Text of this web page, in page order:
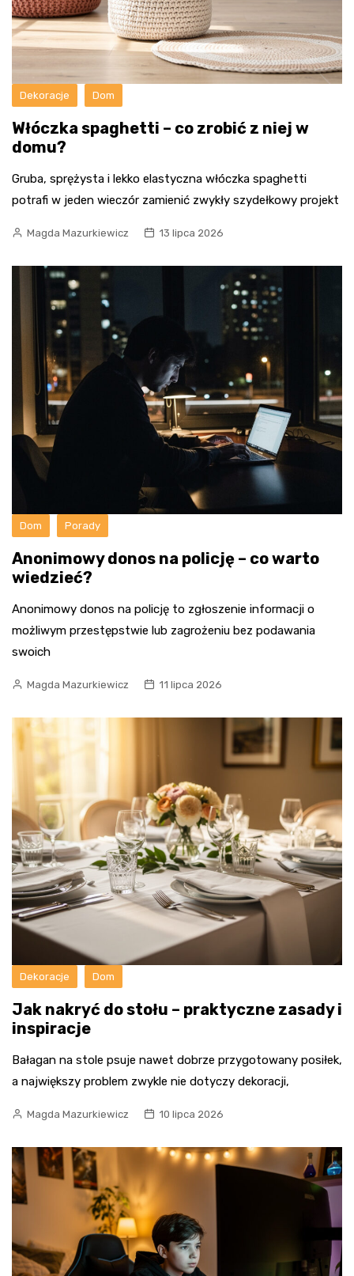
Dekoracje Dom
Włóczka spaghetti – co zrobić z niej w
domu?
Gruba, sprężysta i lekko elastyczna włóczka spaghetti
potrafi w jeden wieczór zamienić zwykły szydełkowy projekt
Magda Mazurkiewicz 13 lipca 2026
Dom Porady
Anonimowy donos na policję – co warto
wiedzieć?
Anonimowy donos na policję to zgłoszenie informacji o
możliwym przestępstwie lub zagrożeniu bez podawania
swoich
Magda Mazurkiewicz 11 lipca 2026
Dekoracje Dom
Jak nakryć do stołu – praktyczne zasady i
inspiracje
Bałagan na stole psuje nawet dobrze przygotowany posiłek,
a największy problem zwykle nie dotyczy dekoracji,
Magda Mazurkiewicz 10 lipca 2026